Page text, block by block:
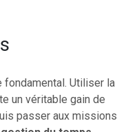
Utiliser la
un véritable gain de
passer aux missions